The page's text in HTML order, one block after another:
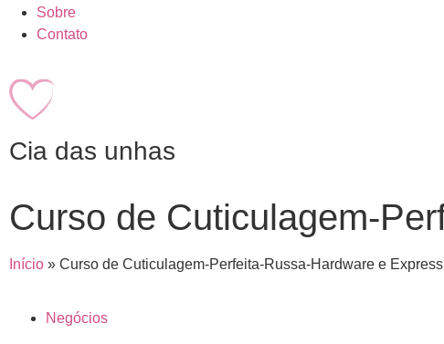
Sobre
Contato
Cia das unhas
Curso de Cuticulagem-
Início » Curso de Cuticulagem-Perfeita-Russa-Hardware e Express
Negócios